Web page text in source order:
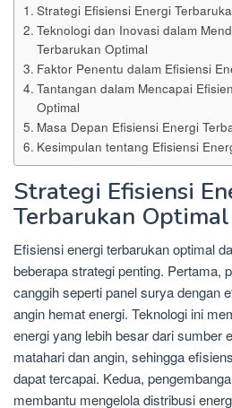
Strategi Efisiensi Energi
Teknologi dan Inovasi dalam
Terbarukan Optimal
Faktor Penentu dalam Efisiensi
Tantangan dalam Mencapai
Optimal
Masa Depan Efisiensi Energi
Kesimpulan tentang Efisiensi
Strategi Efisiensi
Terbarukan Optimal
Efisiensi energi terbarukan optimal
beberapa strategi penting. Pertama,
canggih seperti panel surya dengan
angin hemat energi. Teknologi ini
energi yang lebih besar dari sumber
matahari dan angin, sehingga
dapat tercapai. Kedua,
membantu mengelola distribusi